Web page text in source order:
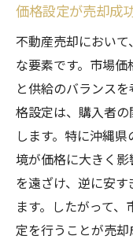
価格設定が売却成
不動産売却におい
な要素です。市場
と供給のバランス
格設定は、購入者
します。特に沖縄
境が価格に大きく
を遠ざけ、逆に安
ます。したがって
定を行うことが売